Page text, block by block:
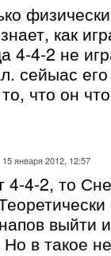
как
4-4-2 не
сейыас
что он
15 января 2012, 12:57
4-4-2, то
выйти
в такое